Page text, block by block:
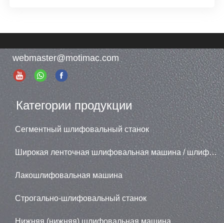
webmaster@motimac.com
Категории продукции
Сегментный шлифовальный станок
Широкая ленточная шлифовальная машина / шлифовальная машина
Лакошлифовальная машина
Строгально-шлифовальный станок
Нижняя (нижняя) шлифовальная машина